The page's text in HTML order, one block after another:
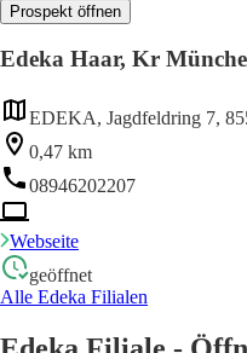
Prospekt öffnen
Edeka Haar, Kr
EDEKA, Jagdfeldring 7,
0,47 km
08946202207
Webseite
geöffnet
Alle Edeka Filialen